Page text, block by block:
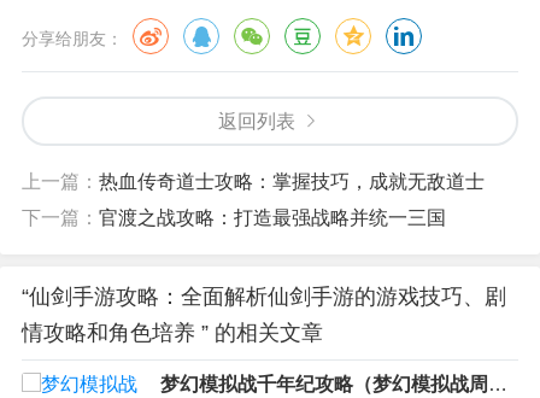
分享给朋友：
返回列表
上一篇： 热血传奇道士攻略：掌握技巧，成就无敌道士
下一篇： 官渡之战攻略：打造最强战略并统一三国
“仙剑手游攻略：全面解析仙剑手游的游戏技巧、剧
情攻略和角色培养 ” 的相关文章
梦幻模拟战千年纪攻略（梦幻模拟战周